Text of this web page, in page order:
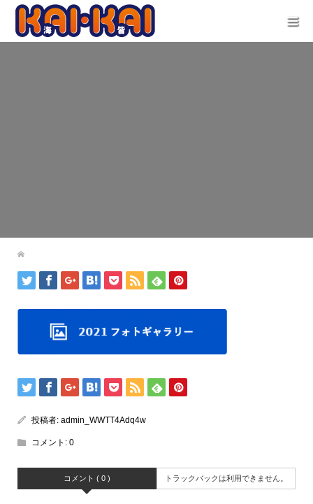
投稿者: admin_WWTT4Adq4w
コメント: 0
コメント ( 0 ) トラックバックは利用できません。